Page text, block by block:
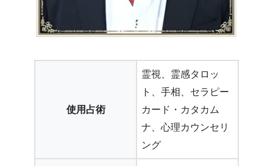
使用占術
霊視、霊感タロッ
ト、手相、セラピー
カード・カタカム
ナ、心理カウンセリ
ング